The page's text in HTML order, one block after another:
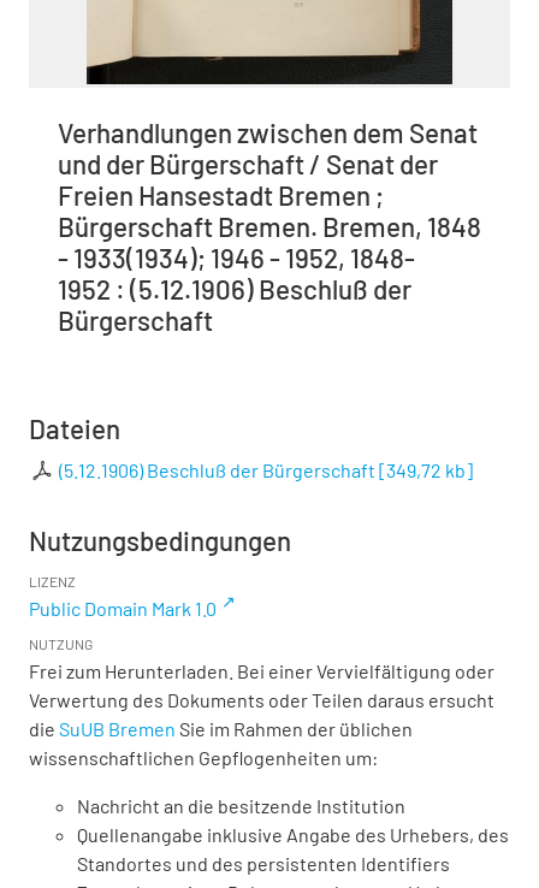
Verhandlungen zwischen dem Senat
und der Bürgerschaft / Senat der
Freien Hansestadt Bremen ;
Bürgerschaft Bremen. Bremen, 1848
- 1933(1934); 1946 - 1952, 1848-
1952 : (5.12.1906) Beschluß der
Bürgerschaft
Dateien
(5.12.1906) Beschluß der Bürgerschaft [349,72 kb]
Nutzungsbedingungen
LIZENZ
Public Domain Mark 1.0
NUTZUNG
Frei zum Herunterladen. Bei einer Vervielfältigung oder
Verwertung des Dokuments oder Teilen daraus ersucht
die SuUB Bremen Sie im Rahmen der üblichen
wissenschaftlichen Gepflogenheiten um:
Nachricht an die besitzende Institution
Quellenangabe inklusive Angabe des Urhebers, des
Standortes und des persistenten Identifiers